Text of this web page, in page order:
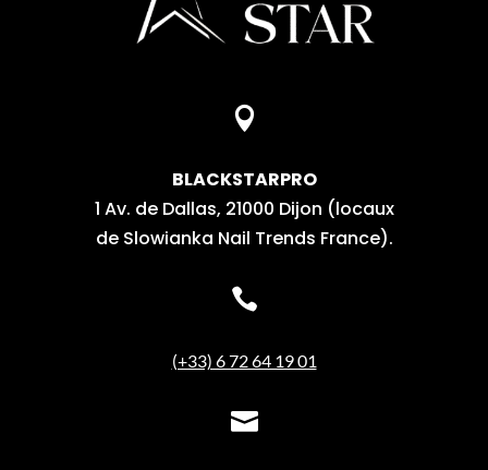

BLACKSTARPRO
1 Av. de Dallas, 21000 Dijon (locaux
de Slowianka Nail Trends France).

(+33) 6 72 64 19 01
